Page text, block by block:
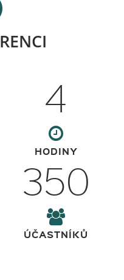
4
HODINY
350
ÚČASTNÍKŮ